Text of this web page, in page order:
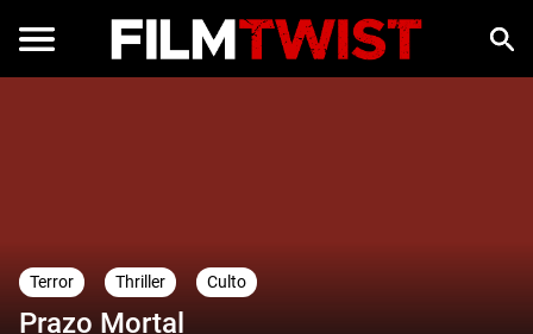
Terror Thriller Culto
Prazo Mortal